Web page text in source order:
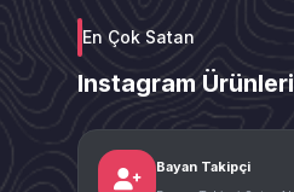
En Çok Satan
Instagram Ürünleri
Bayan Takipçi